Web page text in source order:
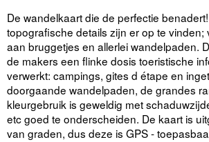
De wandelkaart die de perfectie
topografische details zijn er op te
aan bruggetjes en allerlei wandelpaden.
de makers een flinke dosis toeristische
verwerkt: campings, gites d étape en
doorgaande wandelpaden, de grandes
kleurgebruik is geweldig met
etc goed te onderscheiden. De kaart is
van graden, dus deze is GPS -